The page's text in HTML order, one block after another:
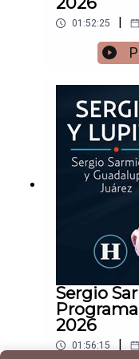
01:52:25
Sergio
2026
01:56:15